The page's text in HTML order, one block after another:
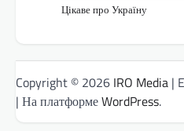
Цікаве про Україну
Copyright © 2026 IRO Media |
| На платформеWordPress.